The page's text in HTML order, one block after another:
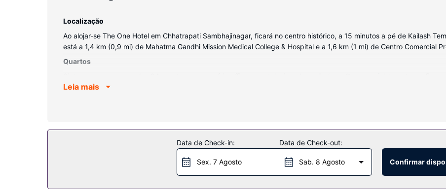
Localização
Ao alojar-se The One Hotel em Chhatrapati Sambhajinagar, ficará no centro histórico, a 15 minutos a pé de Kailash
está a 1,4 km (0,9 mi) de Mahatma Gandhi Mission Medical College & Hospital e a 1,6 km (1 mi) de Centro Comercial
Quartos
dia, assista a uma seleção de canais via satélite. As casas de banho privativas dispõem de um polibã com um
televisor no espaço comum e de um salão de banquetes.
Comece as suas manhãs da melhor forma com um pequeno-almoço buffet grátis, servido diariamente entre as 08:00
Leia mais
Data de Check-in:
Sex. 7 Agosto
Data de Check-out:
Sab. 8 Agosto Confirmar